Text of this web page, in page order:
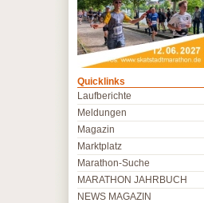
Quicklinks
Laufberichte
Meldungen
Magazin
Marktplatz
Marathon-Suche
MARATHON JAHRBUCH
NEWS MAGAZIN